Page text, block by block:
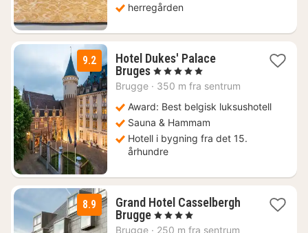
herregården
9.2
Hotel Dukes' Palace
Bruges1
natt
2519
kr.
, 5 Stjerner
Brugge · 350 m fra sentrum
Award: Best belgisk luksushotell
Sauna & Hammam
Hotell i bygning fra det 15.
århundre
8.9
Grand Hotel Casselbergh
Brugge1
natt
, 4 Stjerner
Brugge · 250 m fra sentrum